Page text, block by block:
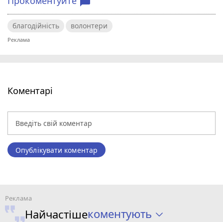
благодійність волонтери
Коментарі
Опублікувати коментар
Найчастішекоментують